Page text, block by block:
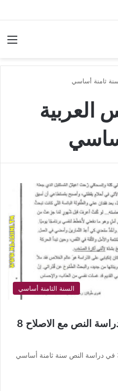
ثامنة أساسي
السنة الثامنة أساسي
فرض تأليفي عدد3 في دراسة النص مع الاصلاح 8